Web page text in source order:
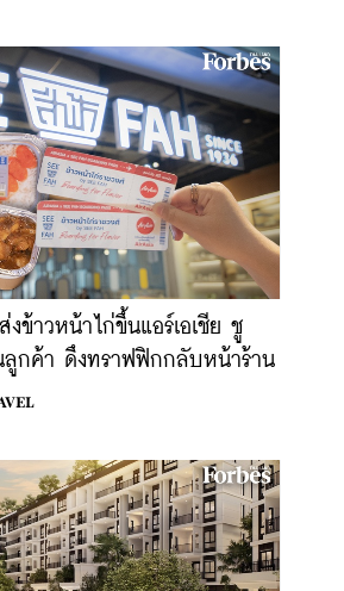
ข้าวหน้าไก่ขึ้นแอร์เอเชีย ชู
ลูกค้า ดึงทราฟฟิกกลับหน้าร้าน